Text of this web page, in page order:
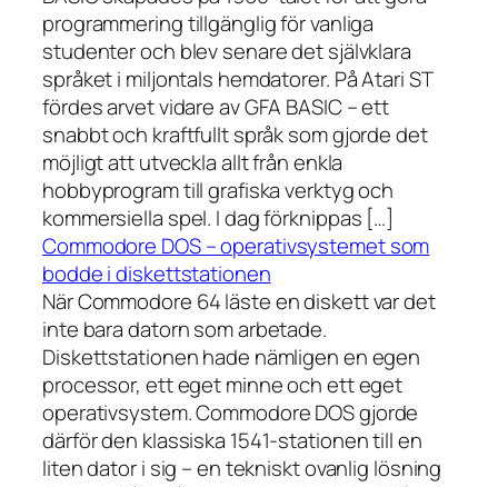
programmering tillgänglig för vanliga
studenter och blev senare det självklara
språket i miljontals hemdatorer. På Atari ST
fördes arvet vidare av GFA BASIC – ett
snabbt och kraftfullt språk som gjorde det
möjligt att utveckla allt från enkla
hobbyprogram till grafiska verktyg och
kommersiella spel. I dag förknippas […]
Commodore DOS – operativsystemet som
bodde i diskettstationen
När Commodore 64 läste en diskett var det
inte bara datorn som arbetade.
Diskettstationen hade nämligen en egen
processor, ett eget minne och ett eget
operativsystem. Commodore DOS gjorde
därför den klassiska 1541-stationen till en
liten dator i sig – en tekniskt ovanlig lösning